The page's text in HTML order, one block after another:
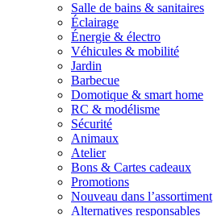
Salle de bains & sanitaires
Éclairage
Énergie & électro
Véhicules & mobilité
Jardin
Barbecue
Domotique & smart home
RC & modélisme
Sécurité
Animaux
Atelier
Bons & Cartes cadeaux
Promotions
Nouveau dans l’assortiment
Alternatives responsables